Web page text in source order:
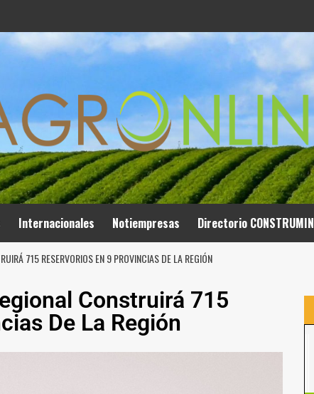
Internacionales Notiempresas Directorio CONSTRUMIN
715 RESERVORIOS EN 9 PROVINCIAS DE LA REGIÓN
Construirá 715
De La Región